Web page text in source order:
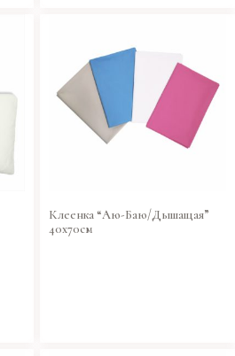
Клеенка “Аю-Баю/Дышащая”
40х70см